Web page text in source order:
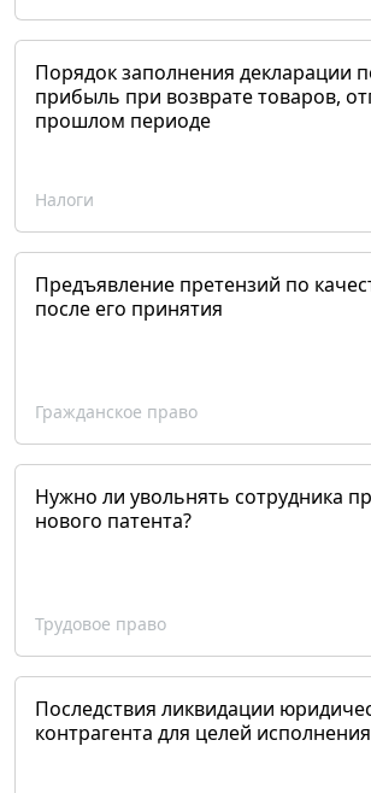
Порядок заполнения декларации
прибыль при возврате товаров,
прошлом периоде
Налоги
Предъявление претензий по
после его принятия
Гражданское право
Нужно ли увольнять сотрудника
нового патента?
Трудовое право
Последствия ликвидации
контрагента для целей